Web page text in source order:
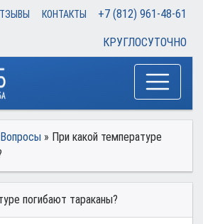
КОНТАКТЫ +7 (812) 961-48-61
КРУГЛОСУТОЧНО
Вопросы » При какой температуре
погибают тараканы?